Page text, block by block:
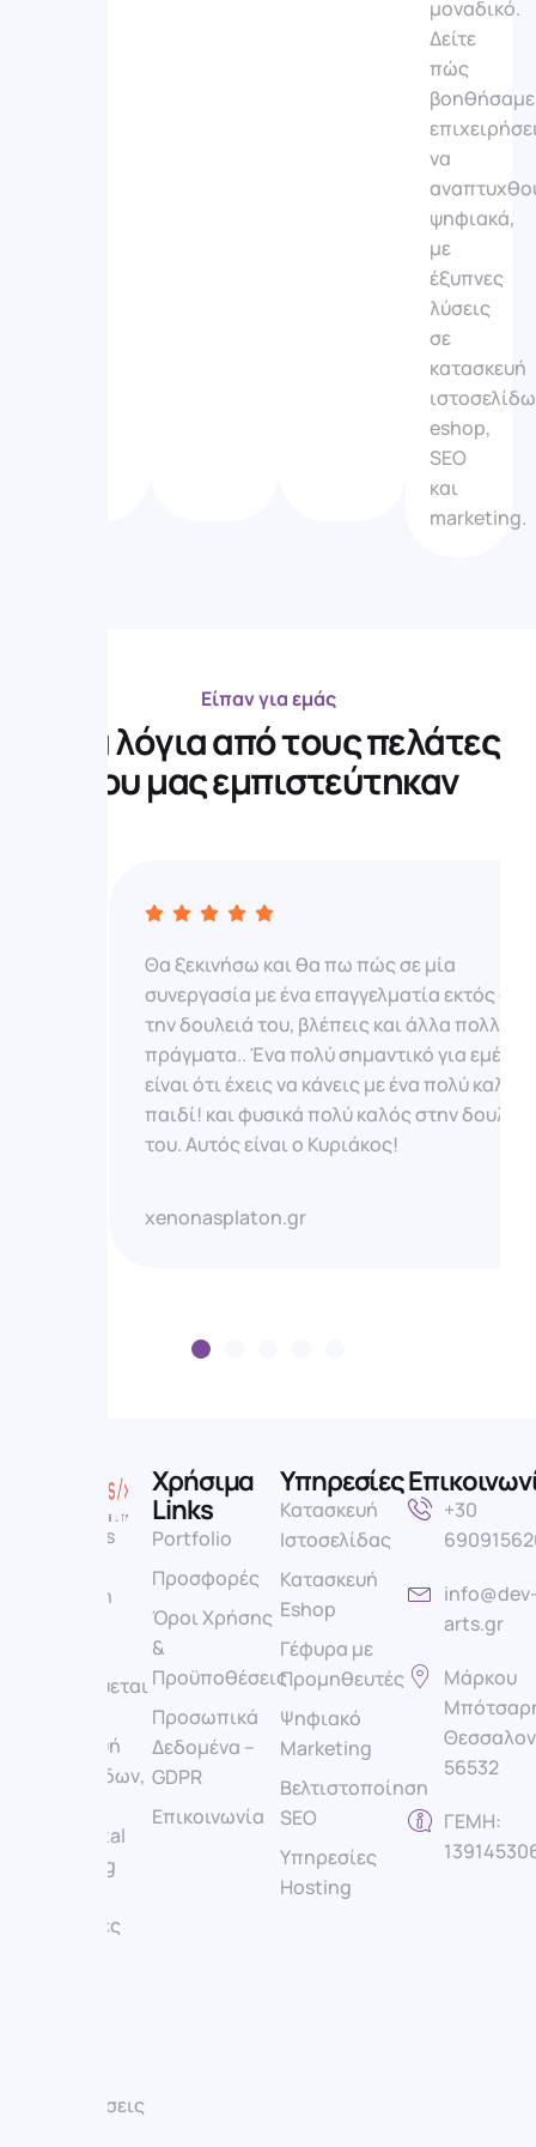
μοναδικό.
Δείτε
πώς
βοηθήσαμε
να
ψηφιακά,
με
έξυπνες
λύσεις
σε
κατασκευή
eshop,
SEO
και
marketing.
Είπαν για εμάς
αλόγιααπότουςπελάτες
ουμαςεμπιστεύτηκαν
Θα ξεκινήσω και θα πω πώς σε μία
συνεργασία με ένα επαγγελματία εκτός από
την δουλειά του, βλέπεις και άλλα πολλά
πράγματα.. Ένα πολύ σημαντικό για εμένα
είναι ότι έχεις να κάνεις με ένα πολύ καλό
παιδί! και φυσικά πολύ καλός στην δουλειά
του. Αυτός είναι ο Κυριάκος!
xenonasplaton.gr
Η Dev Arts
σύγχρονη
εξειδικεύεται
κατασκευή
ιστοσελίδων,
SEO, digital
marketing
υπηρεσίες
επιχειρήσεις
Χρήσιμα
Links
Portfolio
Προσφορές
Όροι Χρήσης
&
Προϋποθέσεις
Προσωπικά
Δεδομένα –
GDPR
Επικοινωνία
Υπηρεσίες
Κατασκευή
Ιστοσελίδας
Κατασκευή
Eshop
Γέφυρα με
Προμηθευτές​
Ψηφιακό
Marketing
Βελτιστοποίηση
SEO
Υπηρεσίες
Hosting
+30
arts.gr
Μάρκου
56532
ΓΕΜΗ: